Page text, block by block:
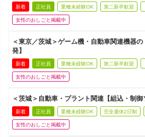
新着 正社員 業種未経験OK 第二新卒歓迎
女性のおしごと掲載中
＜東京／茨城＞ゲーム機・自動車関連機器の
発】
新着 正社員 業種未経験OK 第二新卒歓迎
女性のおしごと掲載中
＜茨城＞自動車・プラント関連【組込・制御
新着 正社員 業種未経験OK 完全週休2日制
女性のおしごと掲載中